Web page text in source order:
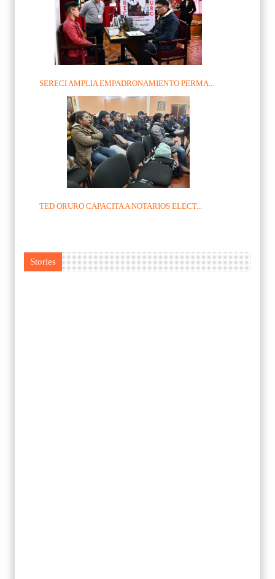
SERECI AMPLIA EMPADRONAMIENTO PERMA...
TED ORURO CAPACITA A NOTARIOS ELECT...
Stories